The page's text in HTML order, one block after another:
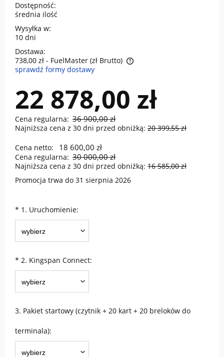
Dostępność:
średnia ilość
Wysyłka w:
10 dni
Dostawa:
738,00 zł - FuelMaster (zł Brutto)
Cena nie zawiera ewentualnych kosztów płatności
sprawdź formy dostawy
22 878,00 zł
Cena regularna: 36 900,00 zł
Najniższa cena z 30 dni przed obniżką: 20 399,55 zł
Cena netto: 18 600,00 zł
Cena regularna: 30 000,00 zł
Najniższa cena z 30 dni przed obniżką: 16 585,00 zł
Promocja trwa do 31 sierpnia 2026
* 1. Uruchomienie:
* 2. Kingspan Connect:
3. Pakiet startowy (czytnik + 20 kart + 20 breloków do
terminala):